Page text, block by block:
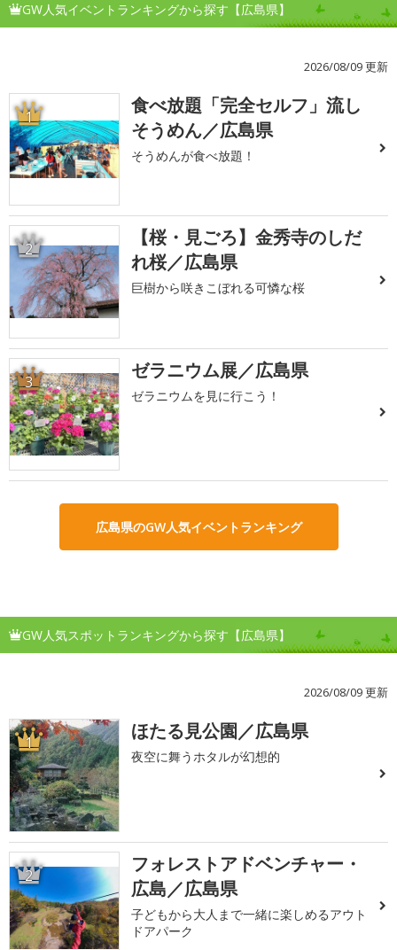
GW人気イベントランキングから探す【広島県】
2026/08/09 更新
1
食べ放題「完全セルフ」流し
そうめん／広島県
そうめんが食べ放題！
2
【桜・見ごろ】金秀寺のしだ
れ桜／広島県
巨樹から咲きこぼれる可憐な桜
3 ゼラニウム展／広島県
ゼラニウムを見に行こう！
広島県のGW人気イベントランキング
GW人気スポットランキングから探す【広島県】
2026/08/09 更新
1 ほたる見公園／広島県
夜空に舞うホタルが幻想的
2
フォレストアドベンチャー・
広島／広島県
子どもから大人まで一緒に楽しめるアウト
ドアパーク